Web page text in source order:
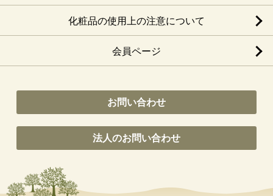
化粧品の使用上の注意について
会員ページ
お問い合わせ
法人のお問い合わせ